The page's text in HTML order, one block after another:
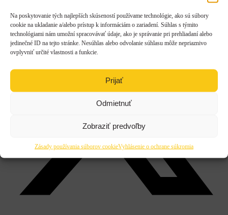
Na poskytovanie tých najlepších skúseností používame technológie, ako sú súbory
cookie na ukladanie a/alebo prístup k informáciám o zariadení. Súhlas s týmito
technológiami nám umožní spracovávať údaje, ako je správanie pri prehliadaní alebo
jedinečné ID na tejto stránke. Nesúhlas alebo odvolanie súhlasu môže nepriaznivo
ovplyvniť určité vlastnosti a funkcie.
Prijať
Odmietnuť
Zobraziť predvoľby
Zásady používania súborov cookieVyhlásenie o ochrane súkromia